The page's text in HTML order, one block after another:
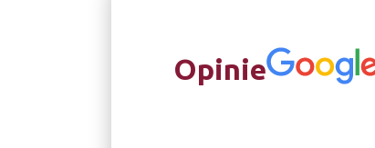
Opinie